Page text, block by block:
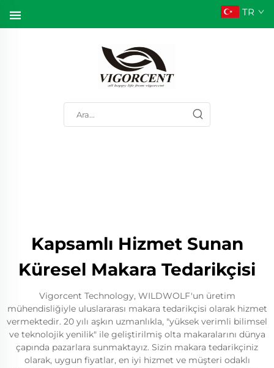
TR
Kapsamlı Hizmet Sunan
Küresel Makara Tedarikçisi
Vigorcent Technology, WILDWOLF'un üretim
mühendisliğiyle uluslararası makara tedarikçisi olarak hizmet
vermektedir. 20 yılı aşkın uzmanlıkla, "yüksek verimli bilimsel
ve teknolojik yenilik" ile geliştirilmiş olta makaralarını dünya
çapında pazarlara sunmaktayız. Sizin makara tedarikçiniz
olarak, uygun fiyatlar, en iyi hizmet ve müşteri odaklı